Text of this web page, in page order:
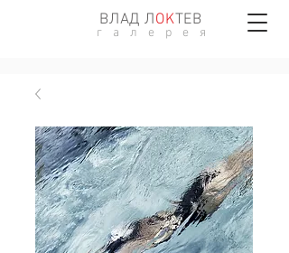
ВЛАД ЛОKТЕВ
г а л е р е я